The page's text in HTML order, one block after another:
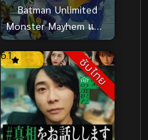
Batman Unlimited
Monster Mayhem แบท
แมน ถล่มจอมวายร้าย
(2015) ซับไทย
6.1